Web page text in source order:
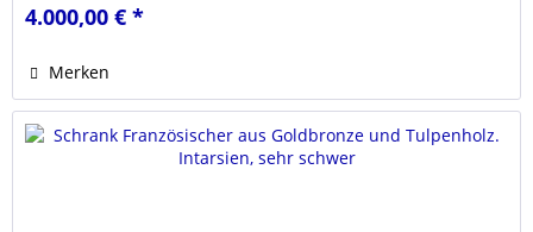
4.000,00 € *
Merken